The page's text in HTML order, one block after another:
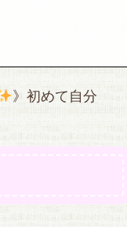
》初めて自分